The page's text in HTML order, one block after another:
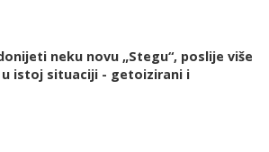
neku novu „Stegu“, poslije više
u istoj situaciji - getoizirani i